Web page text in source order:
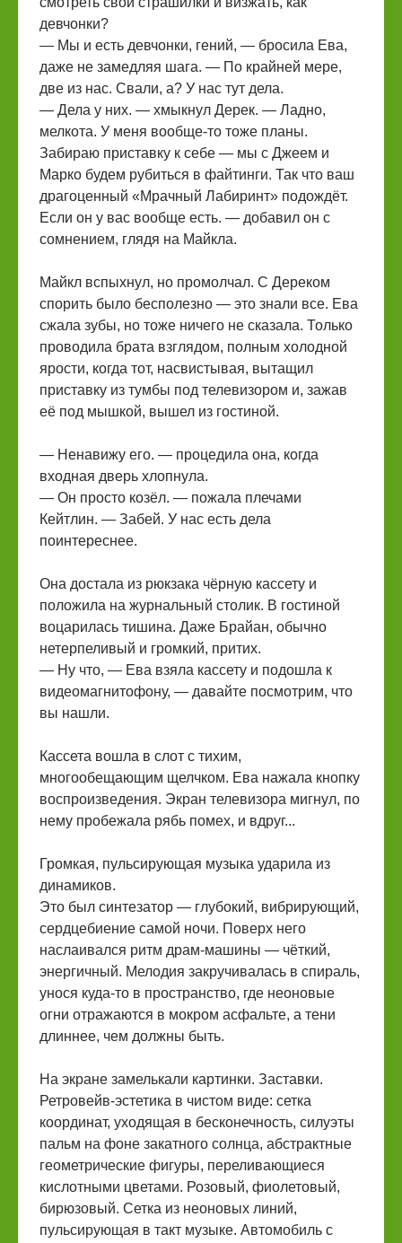
девчонки?
— Мы и есть девчонки, гений, — бросила Ева,
даже не замедляя шага. — По крайней мере,
две из нас. Свали, а? У нас тут дела.
— Дела у них. — хмыкнул Дерек. — Ладно,
мелкота. У меня вообще-то тоже планы.
Забираю приставку к себе — мы с Джеем и
Марко будем рубиться в файтинги. Так что ваш
драгоценный «Мрачный Лабиринт» подождёт.
Если он у вас вообще есть. — добавил он с
сомнением, глядя на Майкла.
Майкл вспыхнул, но промолчал. С Дереком
спорить было бесполезно — это знали все. Ева
сжала зубы, но тоже ничего не сказала. Только
проводила брата взглядом, полным холодной
ярости, когда тот, насвистывая, вытащил
приставку из тумбы под телевизором и, зажав
её под мышкой, вышел из гостиной.
— Ненавижу его. — процедила она, когда
входная дверь хлопнула.
— Он просто козёл. — пожала плечами
Кейтлин. — Забей. У нас есть дела
поинтереснее.
Она достала из рюкзака чёрную кассету и
положила на журнальный столик. В гостиной
воцарилась тишина. Даже Брайан, обычно
нетерпеливый и громкий, притих.
— Ну что, — Ева взяла кассету и подошла к
видеомагнитофону, — давайте посмотрим, что
вы нашли.
Кассета вошла в слот с тихим,
многообещающим щелчком. Ева нажала кнопку
воспроизведения. Экран телевизора мигнул, по
нему пробежала рябь помех, и вдруг...
Громкая, пульсирующая музыка ударила из
динамиков.
Это был синтезатор — глубокий, вибрирующий,
сердцебиение самой ночи. Поверх него
наслаивался ритм драм-машины — чёткий,
энергичный. Мелодия закручивалась в спираль,
унося куда-то в пространство, где неоновые
огни отражаются в мокром асфальте, а тени
длиннее, чем должны быть.
На экране замелькали картинки. Заставки.
Ретровейв-эстетика в чистом виде: сетка
координат, уходящая в бесконечность, силуэты
пальм на фоне закатного солнца, абстрактные
геометрические фигуры, переливающиеся
кислотными цветами. Розовый, фиолетовый,
бирюзовый. Сетка из неоновых линий,
пульсирующая в такт музыке. Автомобиль с